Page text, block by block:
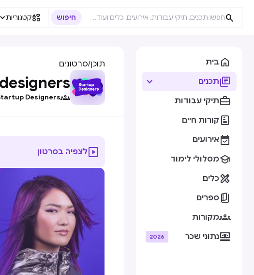

קטגוריות
 בית
תכנים
תיקי עבודות
 קורות חיים
אירועים
מסלולי לימוד
כלים
 ספרים
מקורות
נתוני שכר 2026
תוכן/סרטונים

Designers
לצפיה בסרטון